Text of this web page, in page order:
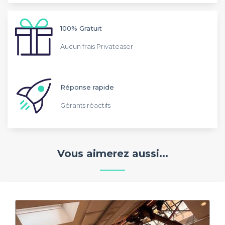
100% Gratuit
Aucun frais Privateaser
Réponse rapide
Gérants réactifs
Vous aimerez aussi...